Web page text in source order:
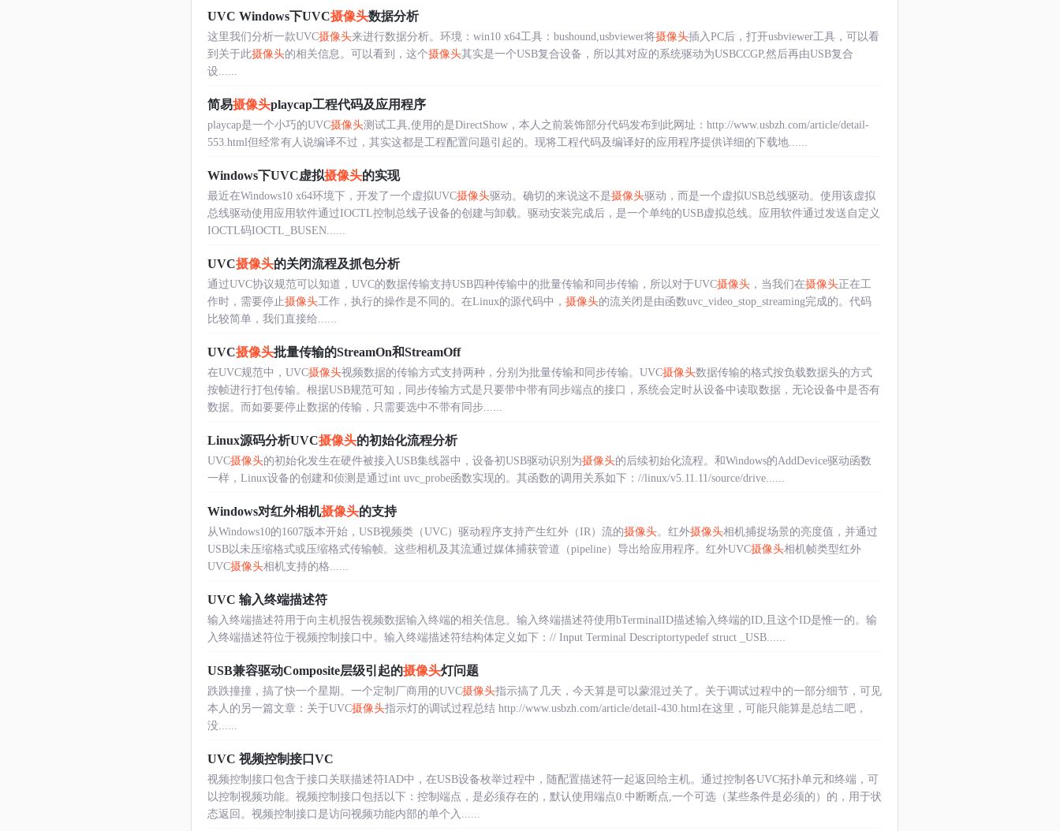
UVC Windows下UVC摄像头数据分析
这里我们分析一款UVC摄像头来进行数据分析。环境：win10 x64工具：bushound,usbviewer将摄像头插入PC后，打开usbviewer工具，可以看
到关于此摄像头的相关信息。可以看到，这个摄像头其实是一个USB复合设备，所以其对应的系统驱动为USBCCGP,然后再由USB复合
设......
简易摄像头playcap工程代码及应用程序
playcap是一个小巧的UVC摄像头测试工具,使用的是DirectShow，本人之前装饰部分代码发布到此网址：http://www.usbzh.com/article/detail-
553.html但经常有人说编译不过，其实这都是工程配置问题引起的。现将工程代码及编译好的应用程序提供详细的下载地......
Windows下UVC虚拟摄像头的实现
最近在Windows10 x64环境下，开发了一个虚拟UVC摄像头驱动。确切的来说这不是摄像头驱动，而是一个虚拟USB总线驱动。使用该虚拟
总线驱动使用应用软件通过IOCTL控制总线子设备的创建与卸载。驱动安装完成后，是一个单纯的USB虚拟总线。应用软件通过发送自定义
IOCTL码IOCTL_BUSEN......
UVC摄像头的关闭流程及抓包分析
通过UVC协议规范可以知道，UVC的数据传输支持USB四种传输中的批量传输和同步传输，所以对于UVC摄像头，当我们在摄像头正在工
作时，需要停止摄像头工作，执行的操作是不同的。在Linux的源代码中， 摄像头的流关闭是由函数uvc_video_stop_streaming完成的。代码
比较简单，我们直接给......
UVC摄像头批量传输的StreamOn和StreamOff
在UVC规范中，UVC摄像头视频数据的传输方式支持两种，分别为批量传输和同步传输。UVC摄像头数据传输的格式按负载数据头的方式
按帧进行打包传输。根据USB规范可知，同步传输方式是只要带中带有同步端点的接口，系统会定时从设备中读取数据，无论设备中是否有
数据。而如要要停止数据的传输，只需要选中不带有同步......
Linux源码分析UVC摄像头的初始化流程分析
UVC摄像头的初始化发生在硬件被接入USB集线器中，设备初USB驱动识别为摄像头的后续初始化流程。和Windows的AddDevice驱动函数
一样，Linux设备的创建和侦测是通过int uvc_probe函数实现的。其函数的调用关系如下：//linux/v5.11.11/source/drive......
Windows对红外相机摄像头的支持
从Windows10的1607版本开始，USB视频类（UVC）驱动程序支持产生红外（IR）流的摄像头。红外摄像头相机捕捉场景的亮度值，并通过
USB以未压缩格式或压缩格式传输帧。这些相机及其流通过媒体捕获管道（pipeline）导出给应用程序。红外UVC摄像头相机帧类型红外
UVC摄像头相机支持的格......
UVC 输入终端描述符
输入终端描述符用于向主机报告视频数据输入终端的相关信息。输入终端描述符使用bTerminalID描述输入终端的ID,且这个ID是惟一的。输
入终端描述符位于视频控制接口中。输入终端描述符结构体定义如下：// Input Terminal Descriptortypedef struct _USB......
USB兼容驱动Composite层级引起的摄像头灯问题
跌跌撞撞，搞了快一个星期。一个定制厂商用的UVC摄像头指示搞了几天，今天算是可以蒙混过关了。关于调试过程中的一部分细节，可见
本人的另一篇文章：关于UVC摄像头指示灯的调试过程总结 http://www.usbzh.com/article/detail-430.html在这里，可能只能算是总结二吧，
没......
UVC 视频控制接口VC
视频控制接口包含于接口关联描述符IAD中，在USB设备枚举过程中，随配置描述符一起返回给主机。通过控制各UVC拓扑单元和终端，可
以控制视频功能。视频控制接口包括以下：控制端点，是必须存在的，默认使用端点0.中断断点,一个可选（某些条件是必须的）的，用于状
态返回。视频控制接口是访问视频功能内部的单个入......